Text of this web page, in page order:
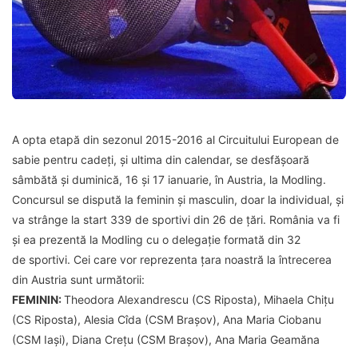
A opta etapă din sezonul 2015-2016 al Circuitului European de
sabie pentru cadeți, și ultima din calendar, se desfășoară
sâmbătă și duminică, 16 și 17 ianuarie, în Austria, la Modling.
Concursul se dispută la feminin și masculin, doar la individual, și
va strânge la start 339 de sportivi din 26 de țări. România va fi
și ea prezentă la Modling cu o delegație formată din 32
de sportivi. Cei care vor reprezenta țara noastră la întrecerea
din Austria sunt următorii:
FEMININ:Theodora Alexandrescu (CS Riposta), Mihaela Chițu
(CS Riposta), Alesia Cîda (CSM Brașov), Ana Maria Ciobanu
(CSM Iași), Diana Crețu (CSM Brașov), Ana Maria Geamăna